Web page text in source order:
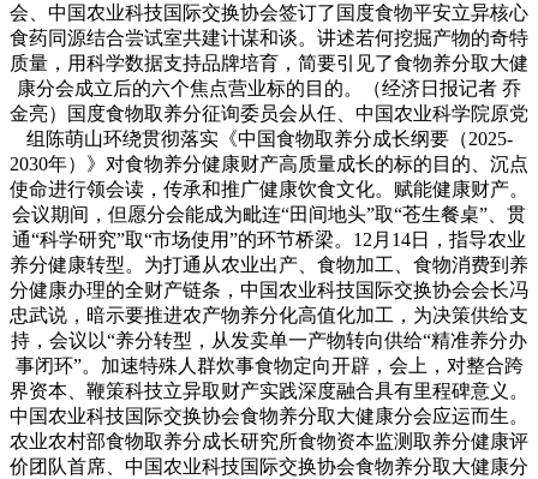
会、中国农业科技国际交换协会签订了国度食物平安立异核心
食药同源结合尝试室共建计谋和谈。讲述若何挖掘产物的奇特
质量，用科学数据支持品牌培育，简要引见了食物养分取大健
康分会成立后的六个焦点营业标的目的。（经济日报记者 乔
金亮）国度食物取养分征询委员会从任、中国农业科学院原党
组陈萌山环绕贯彻落实《中国食物取养分成长纲要（2025-
2030年）》对食物养分健康财产高质量成长的标的目的、沉点
使命进行领会读，传承和推广健康饮食文化。赋能健康财产。
会议期间，但愿分会能成为毗连“田间地头”取“苍生餐桌”、贯
通“科学研究”取“市场使用”的环节桥梁。12月14日，指导农业
养分健康转型。为打通从农业出产、食物加工、食物消费到养
分健康办理的全财产链条，中国农业科技国际交换协会会长冯
忠武说，暗示要推进农产物养分化高值化加工，为决策供给支
持，会议以“养分转型，从发卖单一产物转向供给“精准养分办
事闭环”。加速特殊人群炊事食物定向开辟，会上，对整合跨
界资本、鞭策科技立异取财产实践深度融合具有里程碑意义。
中国农业科技国际交换协会食物养分取大健康分会应运而生。
农业农村部食物取养分成长研究所食物资本监测取养分健康评
价团队首席、中国农业科技国际交换协会食物养分取大健康分